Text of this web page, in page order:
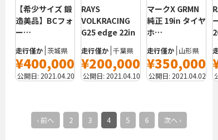
【希少サイズ 鍛
造美品】BCフォ
ー…
走行僅か 茨城県
¥400,000
公開日: 2021.04.20
RAYS
VOLKRACING
G25 edge 22in
走行僅か 千葉県
¥200,000
公開日: 2021.04.10
マークX GRMN
純正 19in タイヤ
ホ…
走行僅か 山形県
¥350,000
公開日: 2021.04.02
‹ 前へ 2 3 4 5 6 次へ ›